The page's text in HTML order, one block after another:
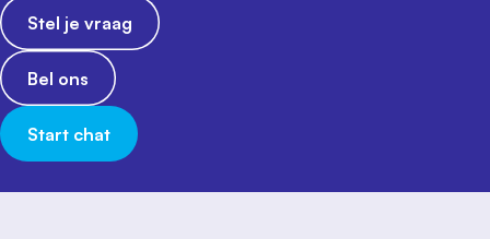
Stel je vraag
Bel ons
Start chat